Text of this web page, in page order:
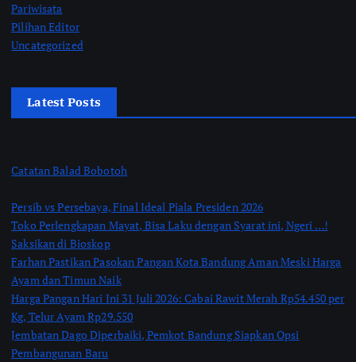
Pariwisata
Pilihan Editor
Uncategorized
Latest Posts
Catatan Balad Bobotoh
Persib vs Persebaya, Final Ideal Piala Presiden 2026
Toko Perlengkapan Mayat, Bisa Laku dengan Syarat ini, Ngeri …!
Saksikan di Bioskop
Farhan Pastikan Pasokan Pangan Kota Bandung Aman Meski Harga
Ayam dan Timun Naik
Harga Pangan Hari Ini 31 Juli 2026: Cabai Rawit Merah Rp54.450 per
Kg, Telur Ayam Rp29.550
Jembatan Dago Diperbaiki, Pemkot Bandung Siapkan Opsi
Pembangunan Baru